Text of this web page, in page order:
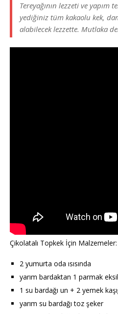
Tereyağının lezzeti ve yapım
yediğiniz tüm kakaolu kek,
alabilecek lezzette. Mutlaka
Çikolatalı Topkek İçin
2 yumurta oda ısısında
yarım bardaktan 1 parmak
1 su bardağı un + 2 yemek
yarım su bardağı toz şeker